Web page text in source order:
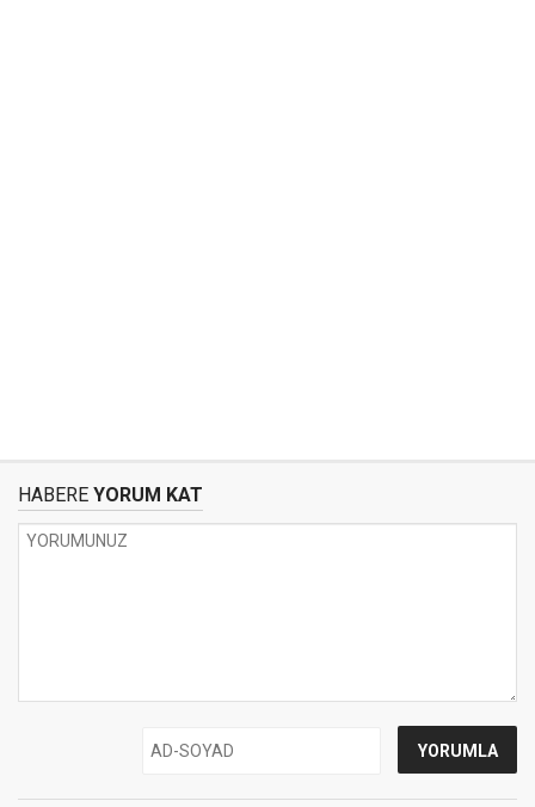
HABERE YORUM KAT